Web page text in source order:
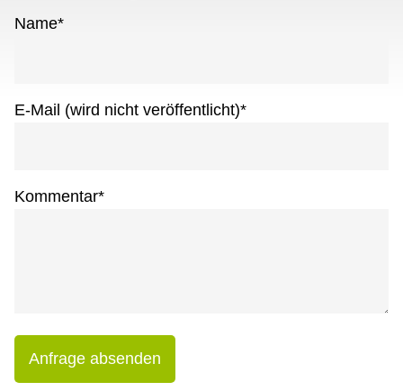
Name*
E-Mail (wird nicht veröffentlicht)*
Kommentar*
Anfrage absenden